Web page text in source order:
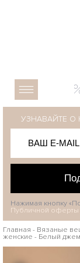
УЗНАВАЙТЕ О
Нажимая кнопку
Публичной оферты
Главная - Вязаные
женские - Белый